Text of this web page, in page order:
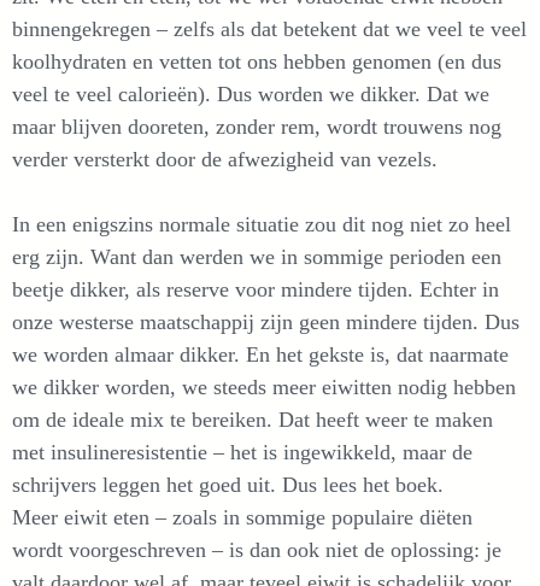
binnengekregen – zelfs als dat betekent dat we veel te veel
koolhydraten en vetten tot ons hebben genomen (en dus
veel te veel calorieën). Dus worden we dikker. Dat we
maar blijven dooreten, zonder rem, wordt trouwens nog
verder versterkt door de afwezigheid van vezels.
In een enigszins normale situatie zou dit nog niet zo heel
erg zijn. Want dan werden we in sommige perioden een
beetje dikker, als reserve voor mindere tijden. Echter in
onze westerse maatschappij zijn geen mindere tijden. Dus
we worden almaar dikker. En het gekste is, dat naarmate
we dikker worden, we steeds meer eiwitten nodig hebben
om de ideale mix te bereiken. Dat heeft weer te maken
met insulineresistentie – het is ingewikkeld, maar de
schrijvers leggen het goed uit. Dus lees het boek.
Meer eiwit eten – zoals in sommige populaire diëten
wordt voorgeschreven – is dan ook niet de oplossing: je